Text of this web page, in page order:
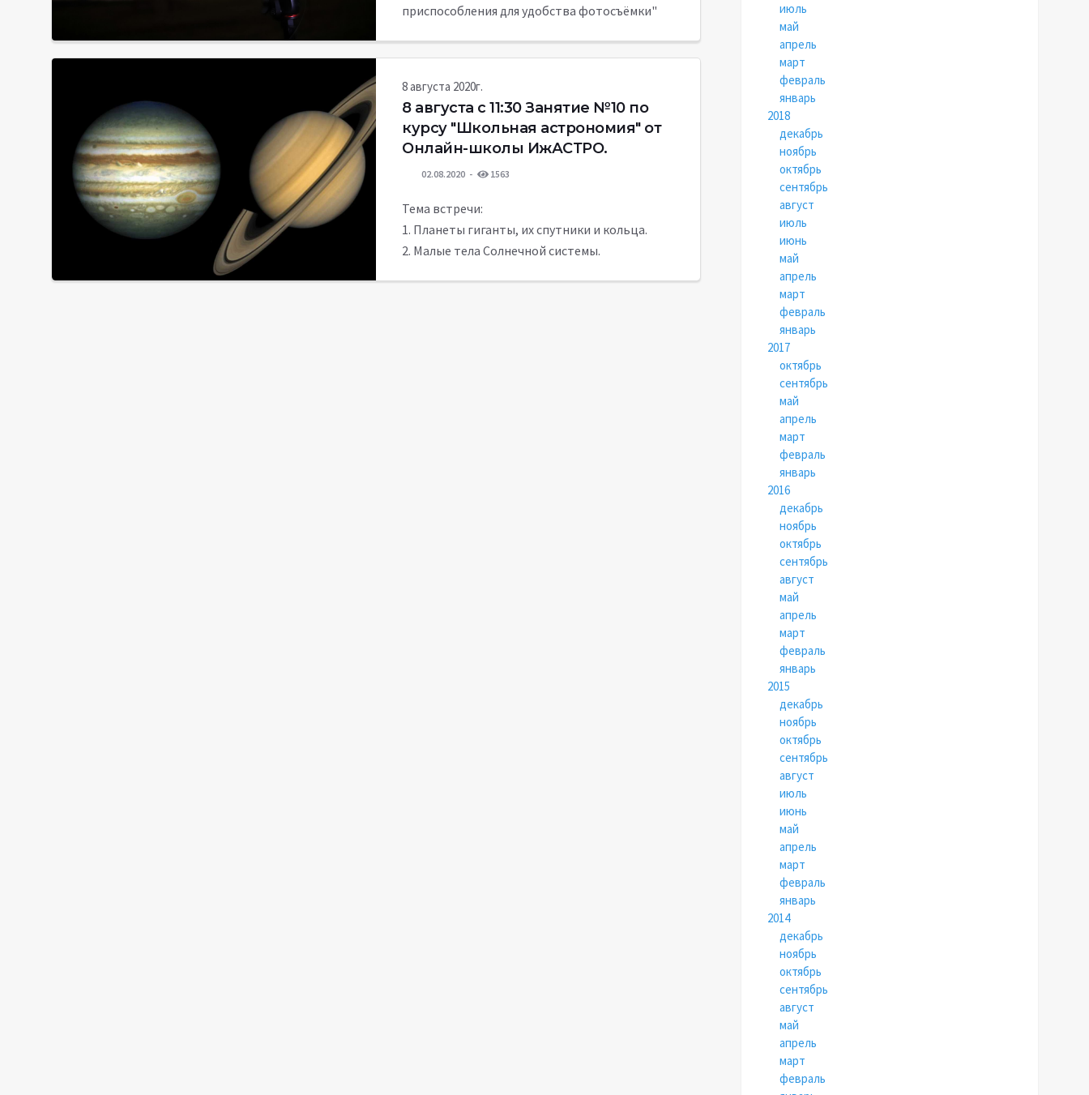
приспособления для удобства фотосъёмки"
8 августа 2020г.
8 августа c 11:30 Занятие №10 по
курсу "Школьная астрономия" от
Онлайн-школы ИжАСТРО.
02.08.2020 1563
Тема встречи:
1. Планеты гиганты, их спутники и кольца.
2. Малые тела Солнечной системы.
июль
май
апрель
март
февраль
январь
2018
декабрь
ноябрь
октябрь
сентябрь
август
июль
июнь
май
апрель
март
февраль
январь
2017
октябрь
сентябрь
май
апрель
март
февраль
январь
2016
декабрь
ноябрь
октябрь
сентябрь
август
май
апрель
март
февраль
январь
2015
декабрь
ноябрь
октябрь
сентябрь
август
июль
июнь
май
апрель
март
февраль
январь
2014
декабрь
ноябрь
октябрь
сентябрь
август
май
апрель
март
февраль